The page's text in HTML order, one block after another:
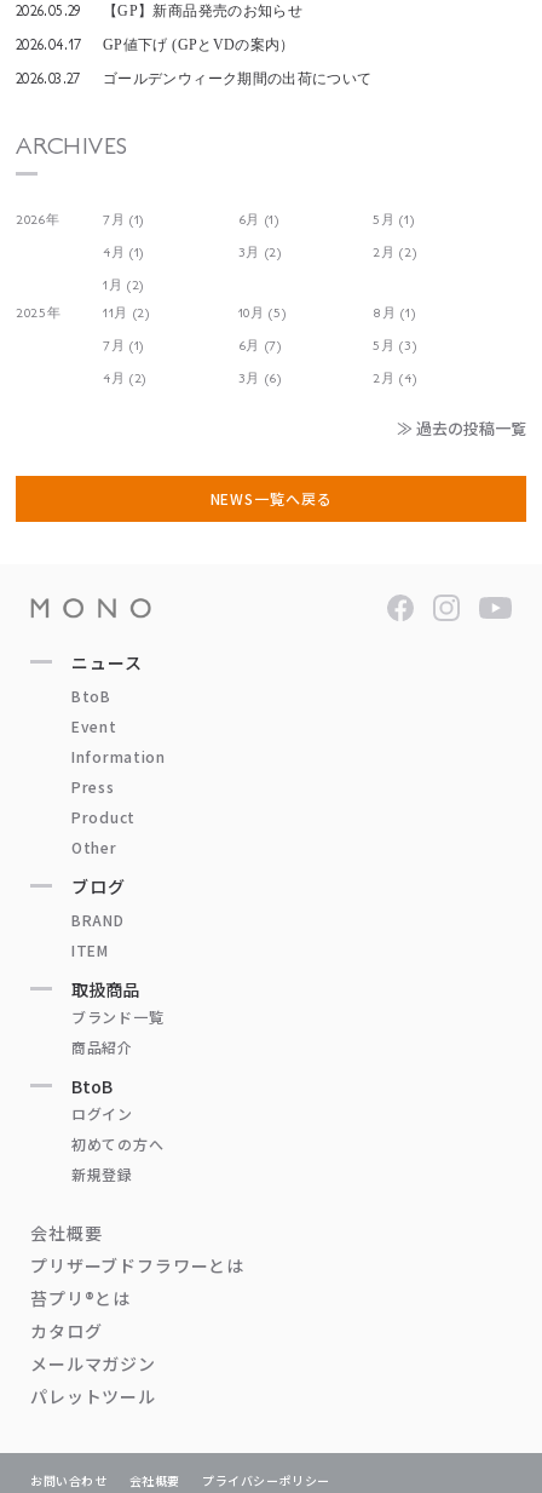
2026.05.29 【GP】新商品発売のお知らせ
2026.04.17 GP値下げ (GPとVDの案内）
2026.03.27 ゴールデンウィーク期間の出荷について
ARCHIVES
2026年 7月 (1) 6月 (1)
5月 (1)
4月 (1)
3月 (2)
2月 (2)
1月 (2)
2025年
11月 (2) 10月 (5)
8月 (1)
7月 (1)
6月 (7)
5月 (3)
4月 (2)
3月 (6) 2月 (4)
≫ 過去の投稿一覧
NEWS一覧へ戻る
ニュース
BtoB
Event
Information
Press
Product
Other
ブログ
BRAND
ITEM
取扱商品
ブランド一覧
商品紹介
BtoB
ログイン
初めての方へ
新規登録
会社概要
プリザーブドフラワーとは
苔プリ®とは
カタログ
メールマガジン
パレットツール
お問い合わせ 会社概要 プライバシーポリシー